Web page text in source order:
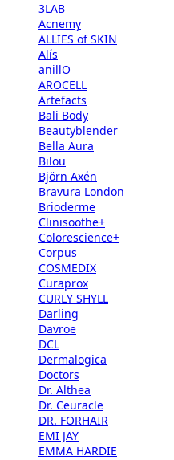
3LAB
Acnemy
ALLIES of SKIN
Alís
anillO
AROCELL
Artefacts
Bali Body
Beautyblender
Bella Aura
Bilou
Björn Axén
Bravura London
Brioderme
Clinisoothe+
Colorescience+
Corpus
COSMEDIX
Curaprox
CURLY SHYLL
Darling
Davroe
DCL
Dermalogica
Doctors
Dr. Althea
Dr. Ceuracle
DR. FORHAIR
EMI JAY
EMMA HARDIE